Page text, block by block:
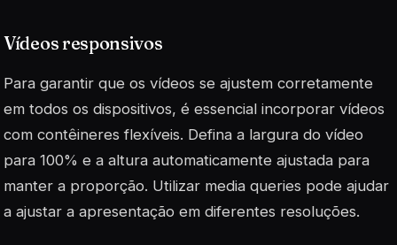
Vídeos responsivos
Para garantir que os vídeos se ajustem corretamente
em todos os dispositivos, é essencial incorporar vídeos
com contêineres flexíveis. Defina a largura do vídeo
para 100% e a altura automaticamente ajustada para
manter a proporção. Utilizar media queries pode ajudar
a ajustar a apresentação em diferentes resoluções.